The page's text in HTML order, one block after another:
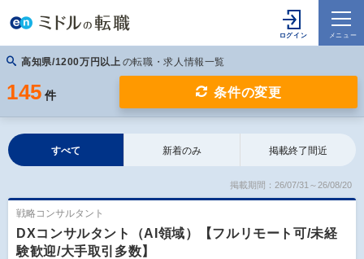
高知県/1200万円以上 の転職・求人情報一覧
145 件 条件の変更
すべて 新着のみ 掲載終了間近
掲載期間：26/07/31～26/08/20
戦略コンサルタント
DXコンサルタント（AI領域）【フルリモート可/未経
験歓迎/大手取引多数】